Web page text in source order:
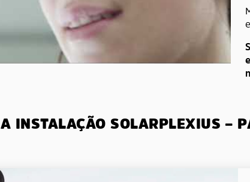
A INSTALAÇÃO SOLARPLEXIUS –